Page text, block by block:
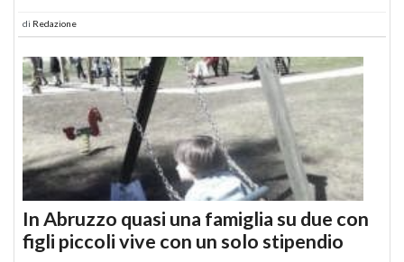
di Redazione
In Abruzzo quasi una famiglia su due con
figli piccoli vive con un solo stipendio